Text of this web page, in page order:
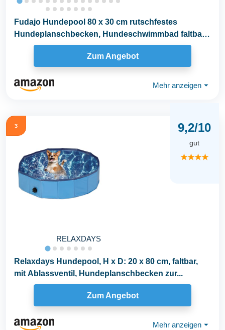
Fudajo Hundepool 80 x 30 cm rutschfestes
Hundeplanschbecken, Hundeschwimmbad faltbar
aus PVC...
Zum Angebot
Mehr anzeigen ⏷
3
RELAXDAYS
9,2/10
gut
★★★★
Relaxdays Hundepool, H x D: 20 x 80 cm, faltbar,
mit Ablassventil, Hundeplanschbecken zur...
Zum Angebot
Mehr anzeigen ⏷